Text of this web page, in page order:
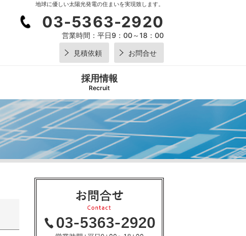
地球に優しい太陽光発電の住まいを実現致します。
03-5363-2920
営業時間： 平日9：00～18：00
見積依頼 お問合せ
採用情報
Recruit